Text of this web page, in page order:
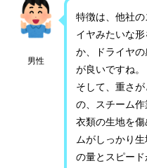
男性
特徴は、他社
イヤみたいな
か、ドライヤ
が良いですね。
そして、重さ
の、スチーム作
衣類の生地を
ムがしっかり
の量とスピー